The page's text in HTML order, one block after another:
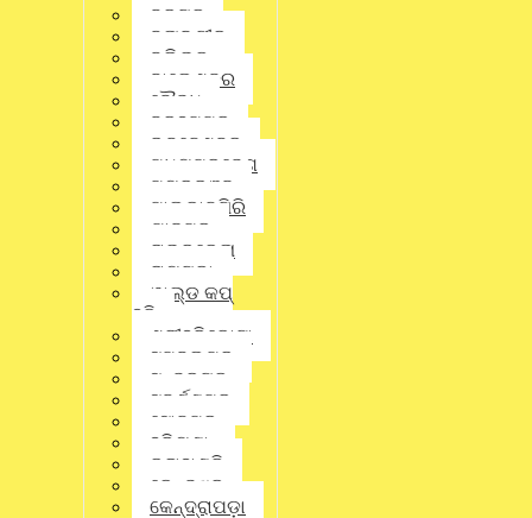
ବରଗଡ଼
ବଲାଙ୍ଗୀର
ବଲିଉଡ୍
ବାଲେଶ୍ଵର
ବୌଦ୍ଧ
ବ୍ରହ୍ମପୁର
ଭୁବନେଶ୍ବର
ମଧ୍ୟପ୍ରଦେଶ
ମୟୂରଭଞ୍ଜ
ମାଲକାନଗିରି
ଯାଜପୁର
ରାଉରକେଲା
ରାୟଗଡ଼ା
ୱାଲ୍ଡ କପ୍
ହକି
ଶ୍ରୀହରିକୋଟା
ସମ୍ବଲପୁର
ସୁନ୍ଦରଗଡ଼
ସୁବର୍ଣ୍ଣପୁର
ସୋନପୁର
ହରିୟଣା
କଳାହାଣ୍ଡି
କେନ୍ଦୁଝର
କେନ୍ଦ୍ରାପଡ଼ା
District Odisha,
State, କଳାହାଣ୍ଡି
No Comments